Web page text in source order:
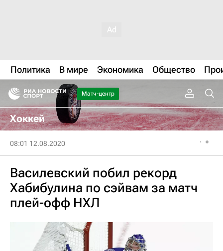
Политика В мире Экономика Общество
Матч-центр
Хоккей
08:01 12.08.2020
Василевский побил рекорд
Хабибулина по сэйвам за матч
плей-офф НХЛ